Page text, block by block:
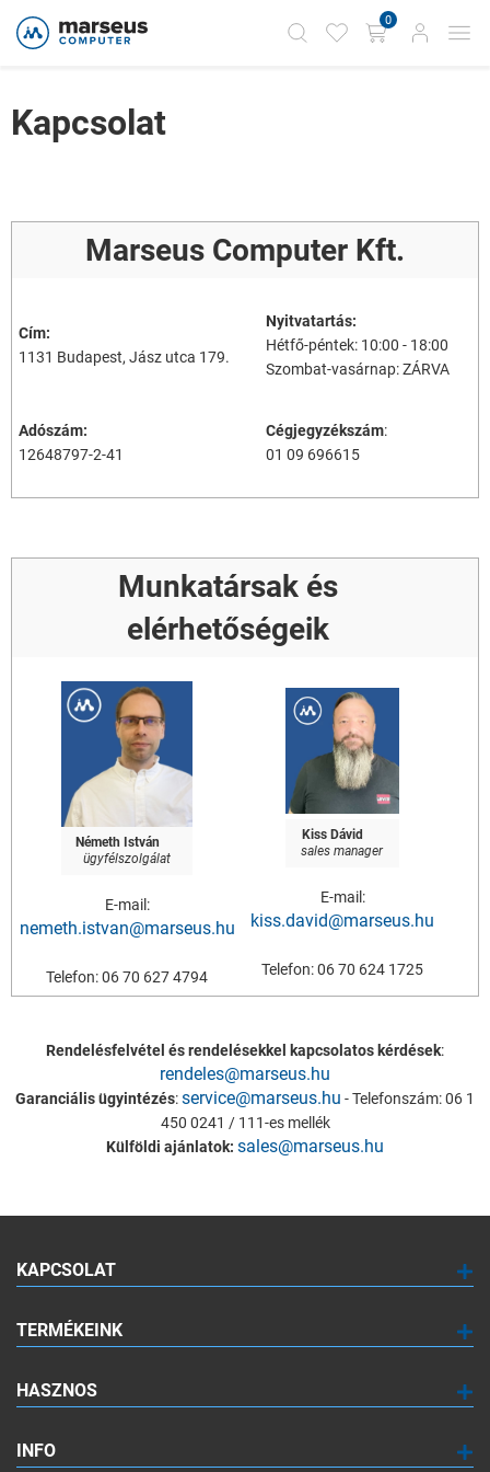
0
Kapcsolat
Marseus Computer Kft.
Cím:
1131 Budapest, Jász utca 179.
Nyitvatartás:
Hétfő-péntek: 10:00 - 18:00
Szombat-vasárnap: ZÁRVA
Adószám:
12648797-2-41
Cégjegyzékszám:
01 09 696615
Munkatársak és
elérhetőségeik
Németh István
ügyfélszolgálat
E-mail:
nemeth.istvan@marseus.hu
Telefon: 06 70 627 4794
Kiss Dávid
sales manager
E-mail:
kiss.david@marseus.hu
Telefon: 06 70 624 1725
Rendelésfelvétel és rendelésekkel kapcsolatos kérdések:
rendeles@marseus.hu
Garanciális ügyintézés:service@marseus.hu - Telefonszám: 06 1
450 0241 / 111-es mellék
Külföldi ajánlatok: sales@marseus.hu
KAPCSOLAT
TERMÉKEINK
HASZNOS
INFO